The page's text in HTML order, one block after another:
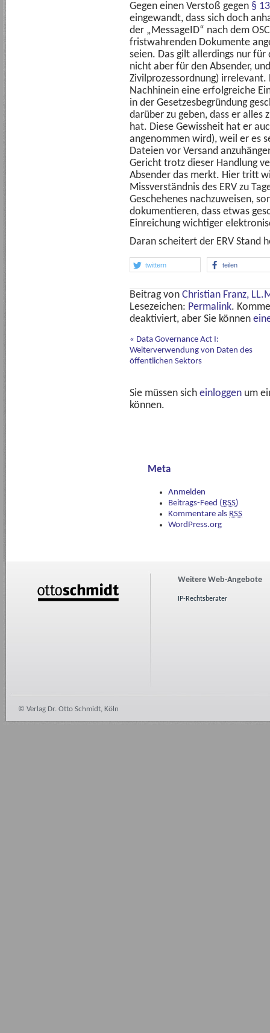
Gegen einen Verstoß gegen §
eingewandt, dass sich doch
der „MessageID“ nach dem
fristwahrenden Dokumente
seien. Das gilt allerdings nur
nicht aber für den Absender,
Zivilprozessordnung)
Nachhinein eine erfolgreiche
in der Gesetzesbegründung
darüber zu geben, dass er
hat. Diese Gewissheit hat er
angenommen wird), weil er es
Dateien vor Versand
Gericht trotz dieser Handlung
Absender das merkt. Hier tritt
Missverständnis des ERV zu
Geschehenes nachzuweisen,
dokumentieren, dass etwas
Einreichung wichtiger
Daran scheitert der ERV Stand
twittern teilen
Beitrag von Christian Franz,
Lesezeichen: Permalink.
deaktiviert, aber Sie können
« Data Governance Act I:
Weiterverwendung von Daten des
öffentlichen Sektors
Sie müssen sich einloggen um
können.
Meta
Anmelden
Beitrags-Feed (RSS)
Kommentare als RSS
WordPress.org
Weitere Web-Angebote
IP-Rechtsberater
© Verlag Dr. Otto Schmidt, Köln